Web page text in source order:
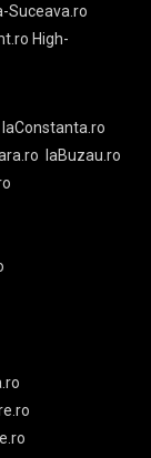
Suceava.ro
High-
laConstanta.ro
laBuzau.ro